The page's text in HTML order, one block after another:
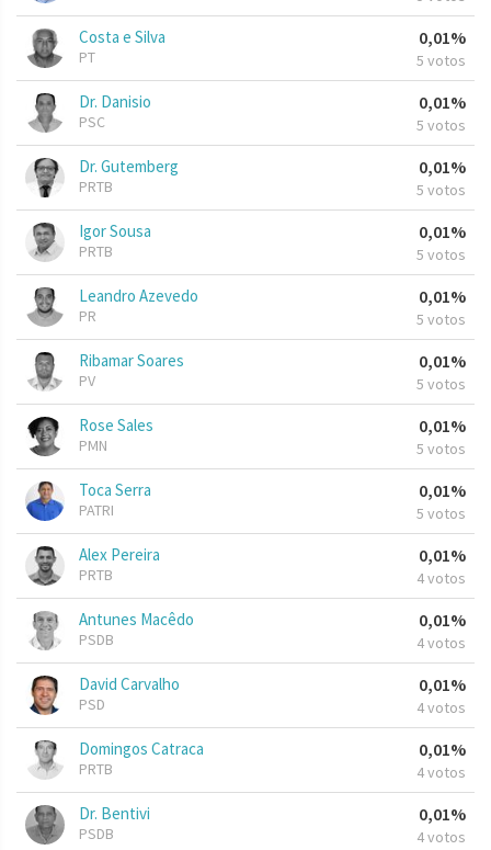
Costa e Silva
PT
0,01%
5 votos
Dr. Danisio
PSC
0,01%
5 votos
Dr. Gutemberg
PRTB
0,01%
5 votos
Igor Sousa
PRTB
0,01%
5 votos
Leandro Azevedo
PR
0,01%
5 votos
Ribamar Soares
PV
0,01%
5 votos
Rose Sales
PMN
0,01%
5 votos
Toca Serra
PATRI
0,01%
5 votos
Alex Pereira
PRTB
0,01%
4 votos
Antunes Macêdo
PSDB
0,01%
4 votos
David Carvalho
PSD
0,01%
4 votos
Domingos Catraca
PRTB
0,01%
4 votos
Dr. Bentivi
PSDB
0,01%
4 votos